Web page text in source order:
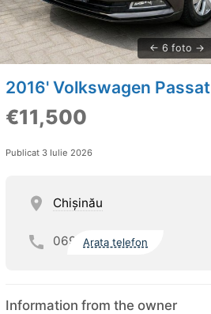
6 foto
2016' Volkswagen Passat
€11,500
Publicat 3 Iulie 2026
Chişinău
069 Arata telefon
Information from the owner